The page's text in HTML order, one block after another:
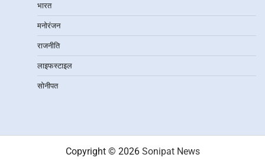
भारत
मनोरंजन
राजनीति
लाइफस्टाइल
सोनीपत
Copyright © 2026 Sonipat News